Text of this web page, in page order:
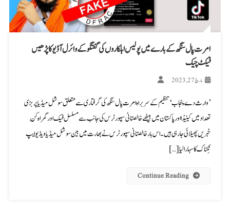
امرت پال سنگھ کے بارے میں پولیس اہلکاروں کی گفتگو کے وائرل آڈیو کا پڑھیں
فیکٹ چیک
مارچ 27, 2023
’وارث دے پنجاب‘ تنظیم کے سربراہ امرت پال سنگھ کی گرفتاری سے متعلق سوشل میڈیا پر بڑی
تعداد میں کینیڈا اور پاکستان میں بیٹھے خالصتانی سپورٹرس کی جانب سے مسلسل فیک اور گمراہ کُن
خبریں پھیلائی جا رہی ہیں۔ اس بار خالصتانی سپورٹرس نے بھارت میں بین سوشل میڈیا ویڈیو ایپ
ٹِکٹاک کا سہارا لیا […]
Continue Reading